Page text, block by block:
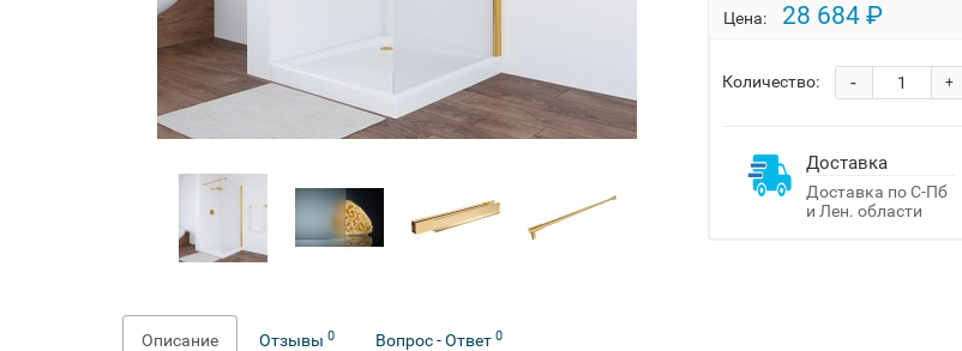
Цена: 28 684 ₽
Количество: +
-
Доставка
Доставка по С-Пб
и Лен. области
Описание Отзывы 0 Вопрос - Ответ 0